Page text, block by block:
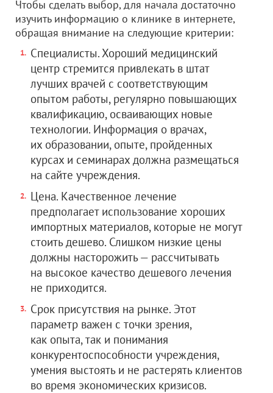
Чтобы сделать выбор, для начала достаточно
изучить информацию о клинике в интернете,
обращая внимание на следующие критерии:
Специалисты. Хороший медицинский
центр стремится привлекать в штат
лучших врачей с соответствующим
опытом работы, регулярно повышающих
квалификацию, осваивающих новые
технологии. Информация о врачах,
их образовании, опыте, пройденных
курсах и семинарах должна размещаться
на сайте учреждения.
Цена. Качественное лечение
предполагает использование хороших
импортных материалов, которые не могут
стоить дешево. Слишком низкие цены
должны насторожить — рассчитывать
на высокое качество дешевого лечения
не приходится.
Срок присутствия на рынке. Этот
параметр важен с точки зрения,
как опыта, так и понимания
конкурентоспособности учреждения,
умения выстоять и не растерять клиентов
во время экономических кризисов.